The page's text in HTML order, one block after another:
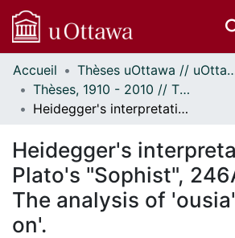
Communautés
et collections
Parcourir
À propos
Accueil
Thèses uOttawa //
Thèses, 1910 - 2010 // Theses, 1910 - 2010
Heidegger's interpretation of Plato's "Sophist", 246A-259E: The analysis of 'ousia' and 'to on'.
Heidegger's
Plato's "Sophist",
The analysis of
on'.